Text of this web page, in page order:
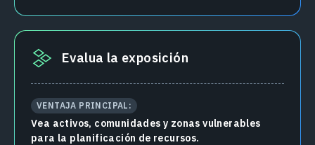
Evalua la exposición
VENTAJA PRINCIPAL:
Vea activos, comunidades y zonas vulnerables
para la planificación de recursos.